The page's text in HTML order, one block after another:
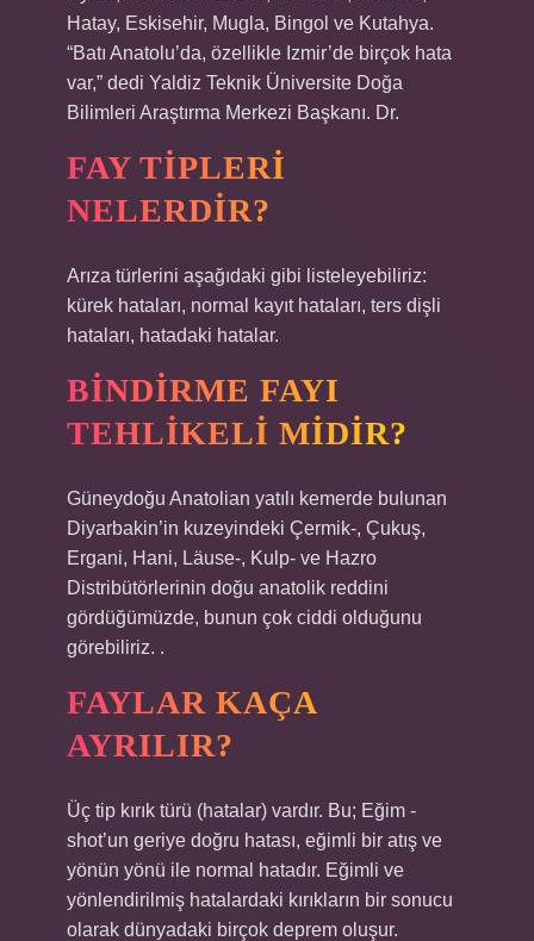
Hatay, Eskisehir, Mugla, Bingol ve Kutahya.
“Batı Anatolu’da, özellikle Izmir’de birçok hata
var,” dedi Yaldiz Teknik Üniversite Doğa
Bilimleri Araştırma Merkezi Başkanı. Dr.
FAY TIPLERI
NELERDIR?
Arıza türlerini aşağıdaki gibi listeleyebiliriz:
kürek hataları, normal kayıt hataları, ters dişli
hataları, hatadaki hatalar.
BINDIRME FAYI
TEHLIKELI MIDIR?
Güneydoğu Anatolian yatılı kemerde bulunan
Diyarbakin’in kuzeyindeki Çermik-, Çukuş,
Ergani, Hani, Läuse-, Kulp- ve Hazro
Distribütörlerinin doğu anatolik reddini
gördüğümüzde, bunun çok ciddi olduğunu
görebiliriz. .
FAYLAR KAÇA
AYRILIR?
Üç tip kırık türü (hatalar) vardır. Bu; Eğim -
shot’un geriye doğru hatası, eğimli bir atış ve
yönün yönü ile normal hatadır. Eğimli ve
yönlendirilmiş hatalardaki kırıkların bir sonucu
olarak dünyadaki birçok deprem oluşur.